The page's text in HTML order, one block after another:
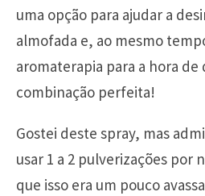
uma opção para ajudar a
almofada e, ao mesmo
aromaterapia para a hora de
combinação perfeita!
Gostei deste spray, mas
usar 1 a 2 pulverizações por
que isso era um pouco